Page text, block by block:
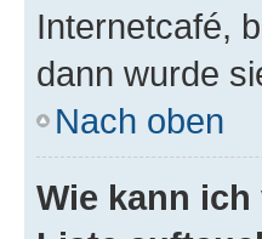
Internetcafé,
dann wurde
Nach oben
Wie kann